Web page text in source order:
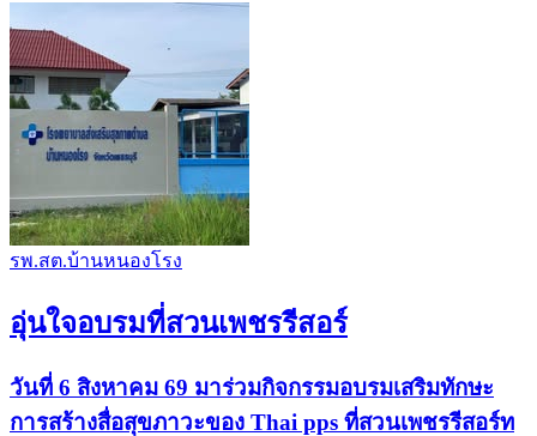
รพ.สต.บ้านหนองโรง
อุ่นใจอบรมที่สวนเพชรรีสอร์
วันที่ 6 สิงหาคม 69 มาร่วมกิจกรรมอบรมเสริมทักษะ
การสร้างสื่อสุขภาวะของ Thai pps ที่สวนเพชรรีสอร์ท